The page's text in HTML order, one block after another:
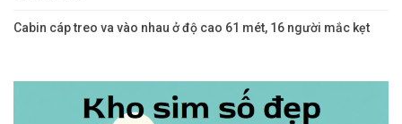
Cabin cáp treo va vào nhau ở độ cao 61 mét, 16 người mắc kẹt